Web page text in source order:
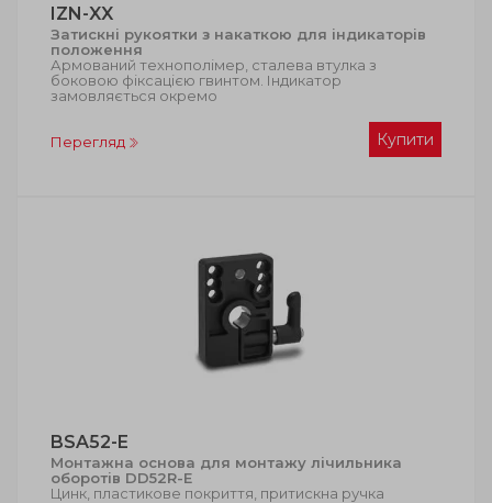
IZN-XX
Затискні рукоятки з накаткою для індикаторів
положення
Армований технополімер, сталева втулка з
боковою фіксацією гвинтом. Індикатор
замовляється окремо
Перегляд Купити
BSA52-E
Монтажна основа для монтажу лічильника
оборотів DD52R-Е
Цинк, пластикове покриття, притискна ручка